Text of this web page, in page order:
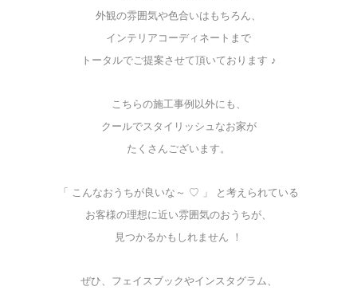
外観の雰囲気や色合いはもちろん、
インテリアコーディネートまで
トータルでご提案させて頂いております ♪
こちらの施工事例以外にも、
クールでスタイリッシュなお家が
たくさんございます。
「 こんなおうちが良いな～ ♡ 」 と考えられている
お客様の理想に近い雰囲気のおうちが、
見つかるかもしれません ！
ぜひ、フェイスブックやインスタグラム、